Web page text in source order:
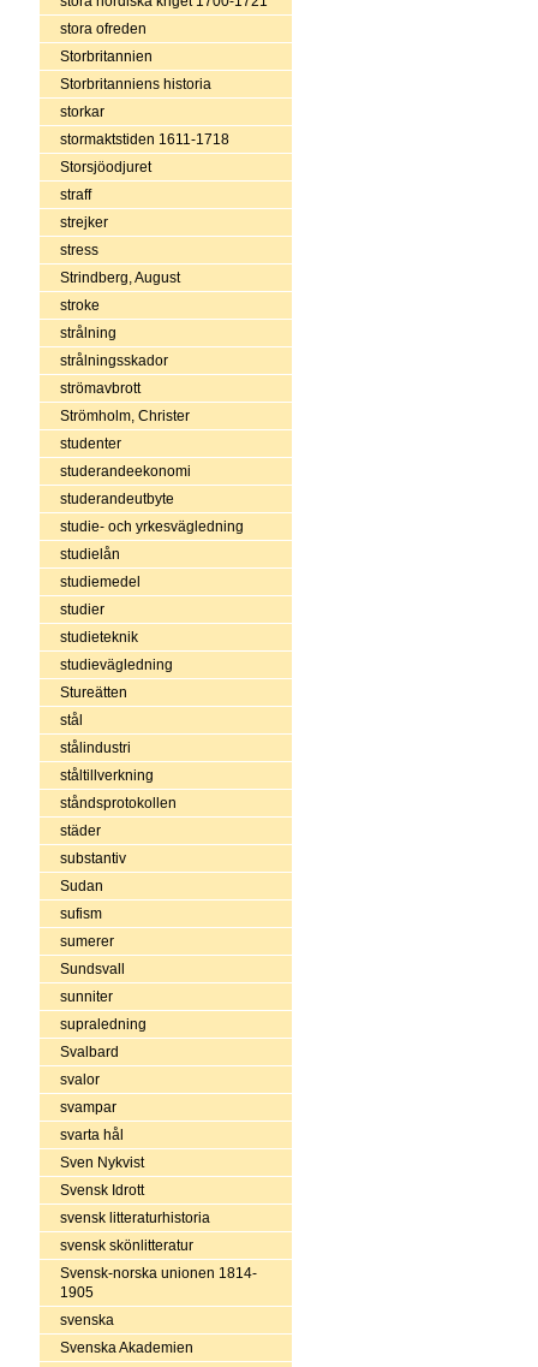
stora ofreden
Storbritannien
Storbritanniens historia
storkar
stormaktstiden 1611-1718
Storsjöodjuret
straff
strejker
stress
Strindberg, August
stroke
strålning
strålningsskador
strömavbrott
Strömholm, Christer
studenter
studerandeekonomi
studerandeutbyte
studie- och yrkesvägledning
studielån
studiemedel
studier
studieteknik
studievägledning
Stureätten
stål
stålindustri
ståltillverkning
ståndsprotokollen
städer
substantiv
Sudan
sufism
sumerer
Sundsvall
sunniter
supraledning
Svalbard
svalor
svampar
svarta hål
Sven Nykvist
Svensk Idrott
svensk litteraturhistoria
svensk skönlitteratur
Svensk-norska unionen 1814-
1905
svenska
Svenska Akademien